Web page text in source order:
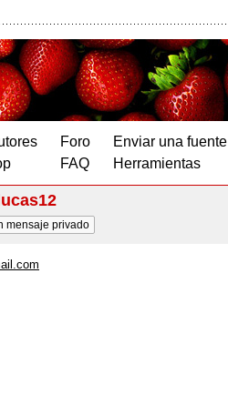
Foro
FAQ
Enviar una fuente
Herramientas
mensaje privado